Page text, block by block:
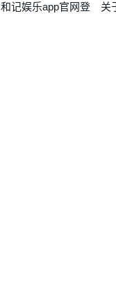
和记娱乐app官网登 关